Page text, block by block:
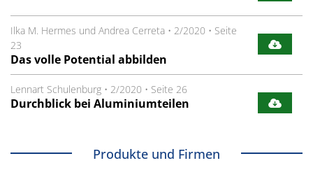
Ilka M. Hermes und Andrea Cerreta • 2/2020 • Seite
23
Das volle Potential abbilden
Lennart Schulenburg • 2/2020 • Seite 26
Durchblick bei Aluminium­teilen
Produkte und Firmen